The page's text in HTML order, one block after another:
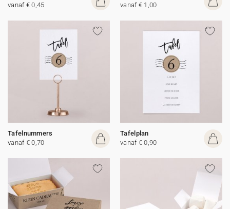
vanaf € 0,45
vanaf € 1,00
Tafelnummers
vanaf € 0,70
Tafelplan
vanaf € 0,90